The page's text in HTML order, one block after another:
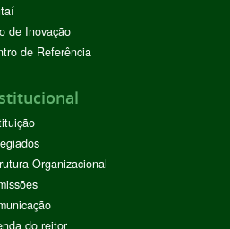
de Inovação
de Referência
Organizacional
do reitor